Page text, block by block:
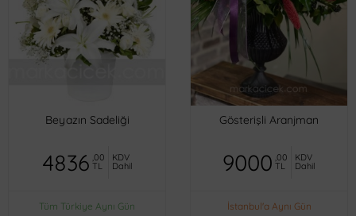
Beyazın Sadeliği
4836 ,00
TL
KDV
Dahil
Tüm Türkiye Aynı Gün
Gösterişli Aranjman
9000 ,00
TL
KDV
Dahil
İstanbul'a Aynı Gün